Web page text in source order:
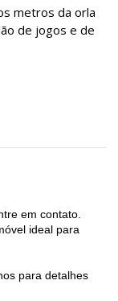
metros da orla
de jogos e de
em contato.
ideal para
para detalhes